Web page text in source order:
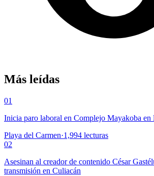
Más leídas
01
Inicia paro laboral en Complejo Mayakoba en
Playa del Carmen·1,994 lecturas
02
Asesinan al creador de contenido César
transmisión en Culiacán